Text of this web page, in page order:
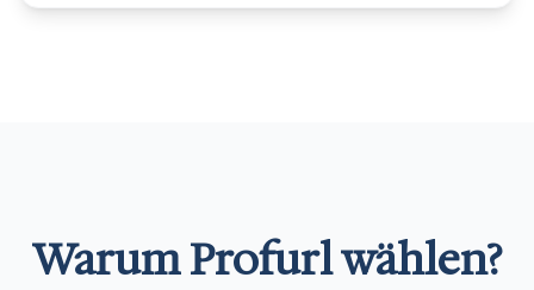
Warum Profurl wählen?